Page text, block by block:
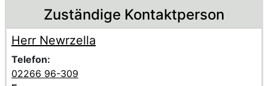
Zuständige Kontaktperson
Beschreibung der zuständigen Kontaktperson Herr
Voller Name:
Herr Newrzella
Telefon:
02266 96-309